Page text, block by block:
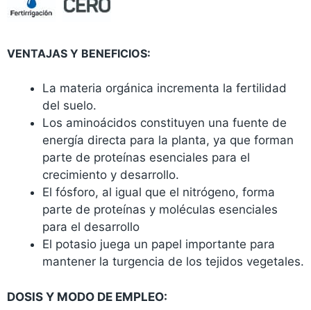
VENTAJAS Y BENEFICIOS:
La materia orgánica incrementa la fertilidad
del suelo.
Los aminoácidos constituyen una fuente de
energía directa para la planta, ya que forman
parte de proteínas esenciales para el
crecimiento y desarrollo.
El fósforo, al igual que el nitrógeno, forma
parte de proteínas y moléculas esenciales
para el desarrollo
El potasio juega un papel importante para
mantener la turgencia de los tejidos vegetales.
DOSIS Y MODO DE EMPLEO: